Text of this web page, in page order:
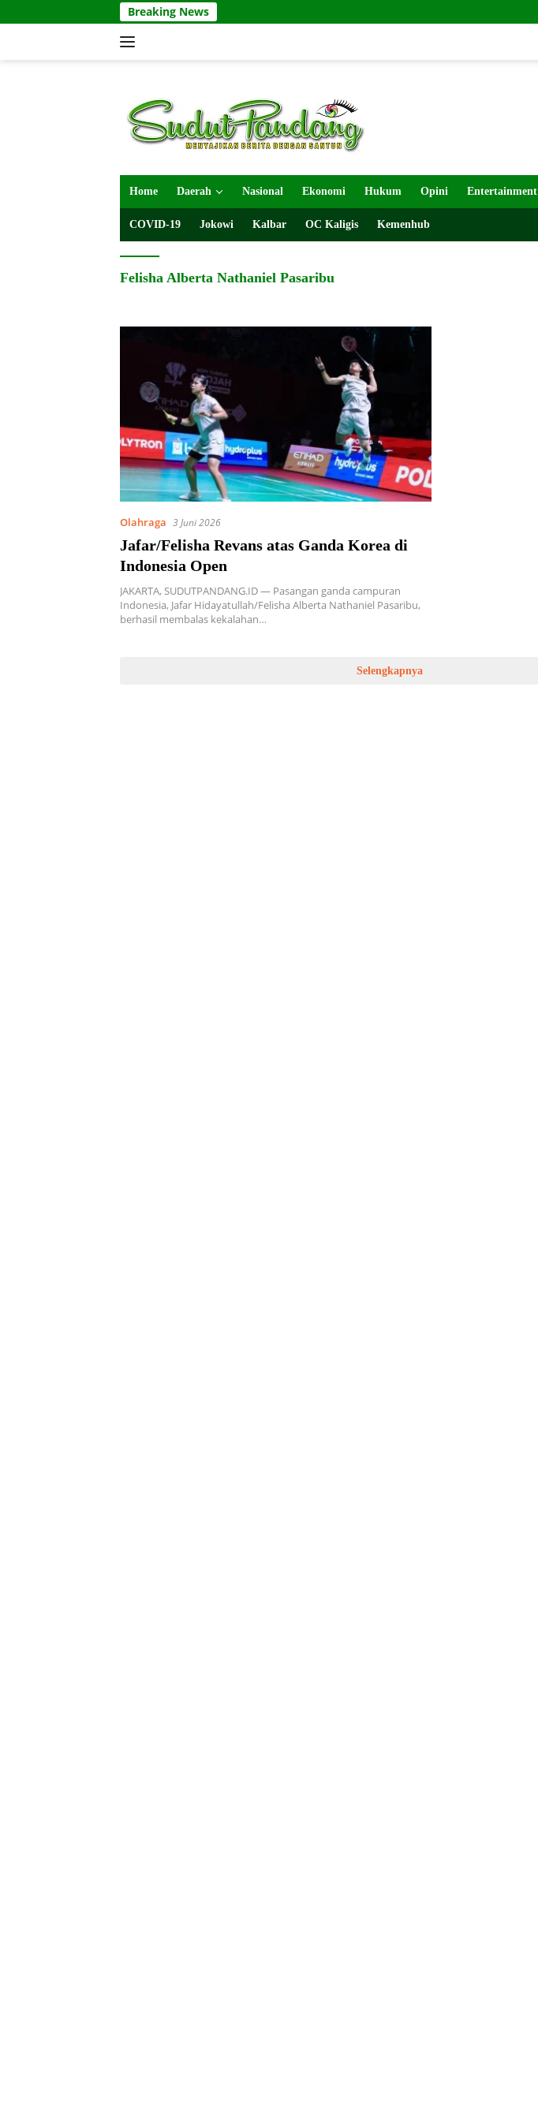
ke
Breaking News
Home Daerah Nasional Ekonomi Hukum Opini Entertainment
COVID-19 Jokowi Kalbar OC Kaligis Kemenhub
Felisha Alberta Nathaniel Pasaribu
Olahraga 3 Juni 2026
Jafar/Felisha Revans atas Ganda Korea di
Indonesia Open
JAKARTA, SUDUTPANDANG.ID — Pasangan ganda campuran
Indonesia, Jafar Hidayatullah/Felisha Alberta Nathaniel Pasaribu,
berhasil membalas kekalahan…
Selengkapnya